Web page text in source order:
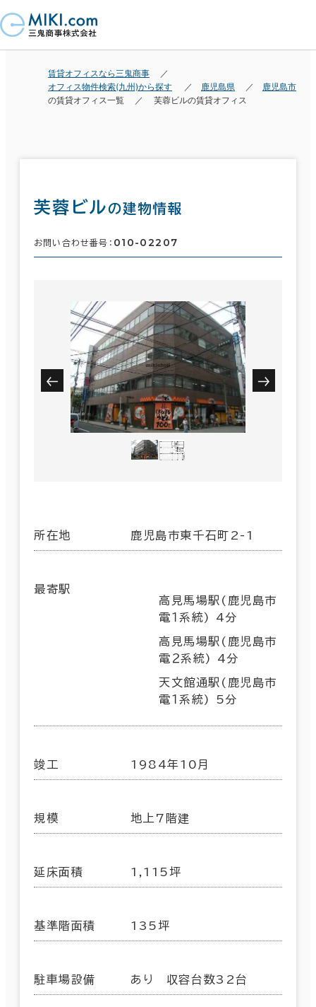
賃貸オフィスなら三鬼商事
オフィス物件検索(九州)から探す
鹿児島県
鹿児島市
の賃貸オフィス一覧
芙蓉ビルの賃貸オフィス
芙蓉ビルの建物情報
お問い合わせ番号： 010-02207
所在地 鹿児島市東千石町2-1
最寄駅
高見馬場駅(鹿児島市
電１系統) 4分
高見馬場駅(鹿児島市
電２系統) 4分
天文館通駅(鹿児島市
電１系統) 5分
竣工 1984年10月
規模 地上7階建
延床面積 1,115坪
基準階面積 135坪
駐車場設備 あり 収容台数32台